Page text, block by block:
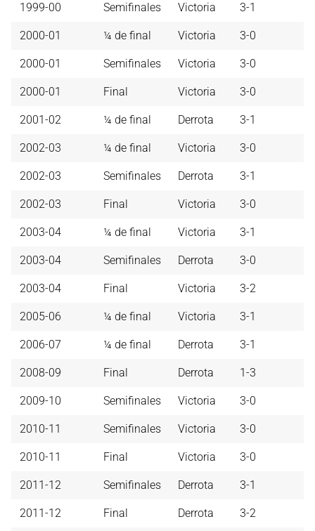
1999-00 Semifinales Victoria 3-1
2000-01 ¼ de final Victoria 3-0
2000-01 Semifinales Victoria 3-0
2000-01 Final Victoria 3-0
2001-02 ¼ de final Derrota 3-1
2002-03 ¼ de final Victoria 3-0
2002-03 Semifinales Derrota 3-1
2002-03 Final Victoria 3-0
2003-04 ¼ de final Victoria 3-1
2003-04 Semifinales Derrota 3-0
2003-04 Final Victoria 3-2
2005-06 ¼ de final Victoria 3-1
2006-07 ¼ de final Derrota 3-1
2008-09 Final Derrota 1-3
2009-10 Semifinales Victoria 3-0
2010-11 Semifinales Victoria 3-0
2010-11 Final Victoria 3-0
2011-12 Semifinales Derrota 3-1
2011-12 Final Derrota 3-2